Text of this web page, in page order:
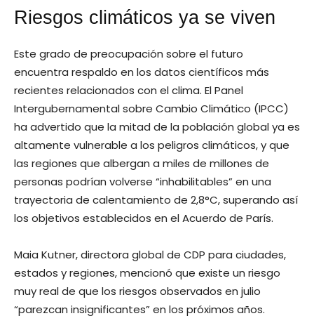
Riesgos climáticos ya se viven
Este grado de preocupación sobre el futuro
encuentra respaldo en los datos científicos más
recientes relacionados con el clima. El Panel
Intergubernamental sobre Cambio Climático (IPCC)
ha advertido que la mitad de la población global ya es
altamente vulnerable a los peligros climáticos, y que
las regiones que albergan a miles de millones de
personas podrían volverse “inhabilitables” en una
trayectoria de calentamiento de 2,8°C, superando así
los objetivos establecidos en el Acuerdo de París.
Maia Kutner, directora global de CDP para ciudades,
estados y regiones, mencionó que existe un riesgo
muy real de que los riesgos observados en julio
“parezcan insignificantes” en los próximos años.